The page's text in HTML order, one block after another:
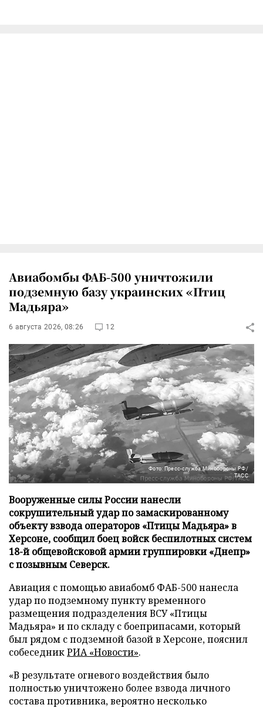
Авиабомбы ФАБ-500 уничтожили
подземную базу украинских «Птиц
Мадьяра»
6 августа 2026, 08:26 12
Фото: Пресс-служба Минобороны РФ/
ТАСС
Вооруженные силы России нанесли
сокрушительный удар по замаскированному
объекту взвода операторов «Птицы Мадьяра» в
Херсоне, сообщил боец войск беспилотных систем
18-й общевойсковой армии группировки «Днепр»
с позывным Северск.
Авиация с помощью авиабомб ФАБ-500 нанесла
удар по подземному пункту временного
размещения подразделения ВСУ «Птицы
Мадьяра» и по складу с боеприпасами, который
был рядом с подземной базой в Херсоне, пояснил
собеседникРИА «Новости».
«В результате огневого воздействия было
полностью уничтожено более взвода личного
состава противника, вероятно несколько